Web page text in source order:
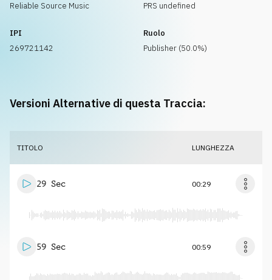
Reliable Source Music
PRS undefined
IPI
269721142
Ruolo
Publisher (50.0%)
Versioni Alternative di questa Traccia:
TITOLO LUNGHEZZA
29 Sec 00:29
59 Sec 00:59